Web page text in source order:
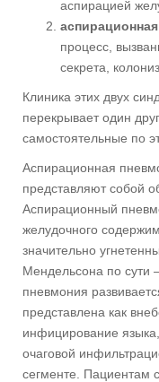
аспирацией
процесс,
секрета,
Клиника этих двух
перекрывает один
самостоятельные по
Аспирационная
представляют собой
Аспирационный
желудочного
значительно
Мендельсона по
пневмония
представлена как
инфицирование
очаговой
сегменте. Пациентам